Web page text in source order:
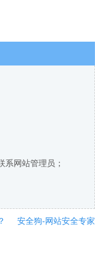
网站管理员；
安全狗-网站安全专家